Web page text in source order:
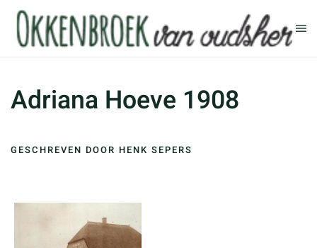
Terug naar hoofdinhoud
Adriana Hoeve 1908
GESCHREVEN DOOR HENK SEPERS